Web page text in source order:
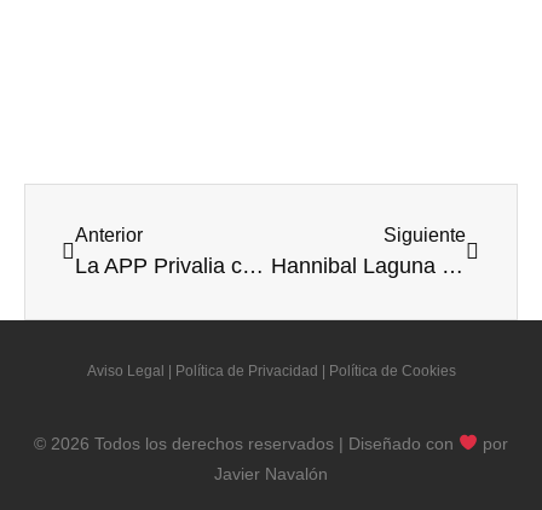
Anterior
La APP Privalia como ejemplo del auge de las compras desde el móvil
Siguiente
Hannibal Laguna abre en Madrid la primera tienda dedicada en exclusiva a su colección Shoes & Accessories
Aviso Legal Política de Privacidad Política de Cookies
© 2026 Todos los derechos reservados | Diseñado con
por
Javier Navalón